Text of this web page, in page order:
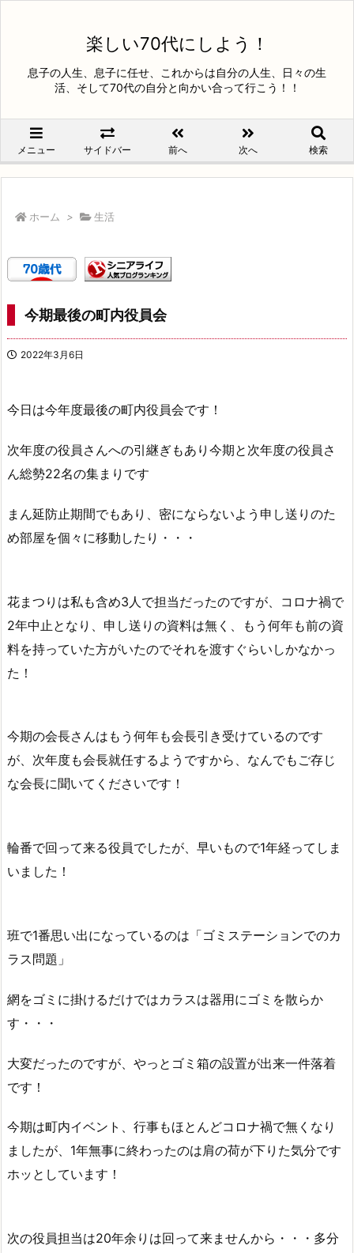
楽しい70代にしよう！
息子の人生、息子に任せ、これからは自分の人生、日々の生
活、そして70代の自分と向かい合って行こう！！
メニュー サイドバー 前へ 次へ 検索
ホーム > 生活
今期最後の町内役員会
2022年3月6日
今日は今年度最後の町内役員会です！
次年度の役員さんへの引継ぎもあり今期と次年度の役員さ
ん総勢22名の集まりです
まん延防止期間でもあり、密にならないよう申し送りのた
め部屋を個々に移動したり・・・
花まつりは私も含め3人で担当だったのですが、コロナ禍で
2年中止となり、申し送りの資料は無く、もう何年も前の資
料を持っていた方がいたのでそれを渡すぐらいしかなかっ
た！
今期の会長さんはもう何年も会長引き受けているのです
が、次年度も会長就任するようですから、なんでもご存じ
な会長に聞いてくださいです！
輪番で回って来る役員でしたが、早いもので1年経ってしま
いました！
班で1番思い出になっているのは「ゴミステーションでのカ
ラス問題」
網をゴミに掛けるだけではカラスは器用にゴミを散らか
す・・・
大変だったのですが、やっとゴミ箱の設置が出来一件落着
です！
今期は町内イベント、行事もほとんどコロナ禍で無くなり
ましたが、1年無事に終わったのは肩の荷が下りた気分です
ホッとしています！
次の役員担当は20年余りは回って来ませんから・・・多分